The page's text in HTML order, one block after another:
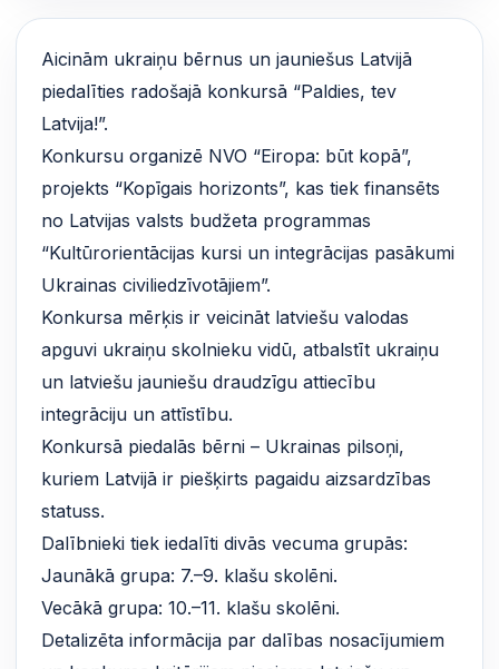
Aicinām ukraiņu bērnus un jauniešus Latvijā
piedalīties radošajā konkursā “Paldies, tev
Latvija!”.
Konkursu organizē NVO “Eiropa: būt kopā”,
projekts “Kopīgais horizonts”, kas tiek finansēts
no Latvijas valsts budžeta programmas
“Kultūrorientācijas kursi un integrācijas pasākumi
Ukrainas civiliedzīvotājiem”.
Konkursa mērķis ir veicināt latviešu valodas
apguvi ukraiņu skolnieku vidū, atbalstīt ukraiņu
un latviešu jauniešu draudzīgu attiecību
integrāciju un attīstību.
Konkursā piedalās bērni – Ukrainas pilsoņi,
kuriem Latvijā ir piešķirts pagaidu aizsardzības
statuss.
Dalībnieki tiek iedalīti divās vecuma grupās:
Jaunākā grupa: 7.–9. klašu skolēni.
Vecākā grupa: 10.–11. klašu skolēni.
Detalizēta informācija par dalības nosacījumiem